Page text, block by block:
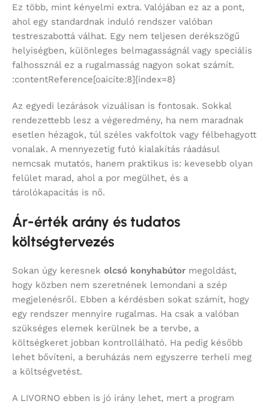
Ez több, mint kényelmi extra. Valójában ez az a pont,
ahol egy standardnak induló rendszer valóban
testreszabottá válhat. Egy nem teljesen derékszögű
helyiségben, különleges belmagasságnál vagy speciális
falhossznál ez a rugalmasság nagyon sokat számít.
:contentReference[oaicite:8]{index=8}
Az egyedi lezárások vizuálisan is fontosak. Sokkal
rendezettebb lesz a végeredmény, ha nem maradnak
esetlen hézagok, túl széles vakfoltok vagy félbehagyott
vonalak. A mennyezetig futó kialakítás ráadásul
nemcsak mutatós, hanem praktikus is: kevesebb olyan
felület marad, ahol a por megülhet, és a
tárolókapacitás is nő.
Ár-érték arány és tudatos
költségtervezés
Sokan úgy keresnek olcsó konyhabútor megoldást,
hogy közben nem szeretnének lemondani a szép
megjelenésről. Ebben a kérdésben sokat számít, hogy
egy rendszer mennyire rugalmas. Ha csak a valóban
szükséges elemek kerülnek be a tervbe, a
költségkeret jobban kontrollálható. Ha pedig később
lehet bővíteni, a beruházás nem egyszerre terheli meg
a költségvetést.
A LIVORNO ebben is jó irány lehet, mert a program